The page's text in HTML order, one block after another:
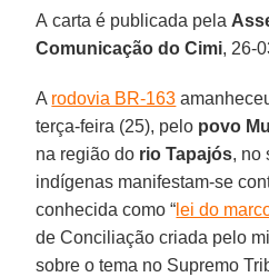
A carta é publicada pela
Comunicação do Cimi, 26-
A rodovia BR-163
terça-feira (25), pelo povo
na região do rio Tapajós, no
indígenas manifestam-se
conhecida como “ lei do
de Conciliação criada pelo
sobre o tema no Supremo